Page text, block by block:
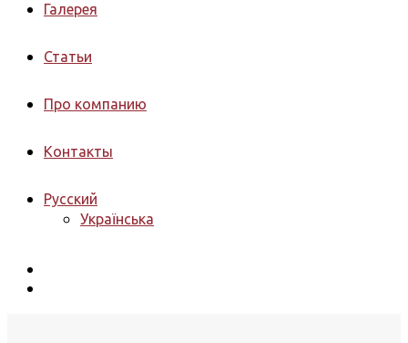
Галерея
Статьи
Про компанию
Контакты
Русский
Українська